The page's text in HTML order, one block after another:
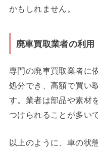
かもしれません。
廃車買取業者の利用
専門の廃車買取業者に
処分でき、高額で買い
す。業者は部品や素材
つけられることが多いで
以上のように、車の状